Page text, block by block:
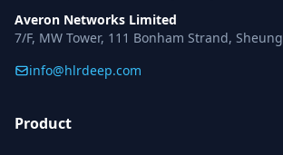
Averon Networks Limited
7/F, MW Tower, 111 Bonham Strand,
info@hlrdeep.com
Product